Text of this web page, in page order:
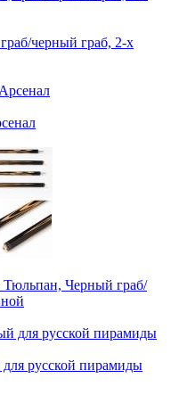
черный граб, 2-х
Черный граб/
русской пирамиды